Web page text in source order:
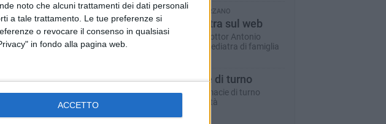
noto che alcuni trattamenti dei dati personali
a tale trattamento. Le tue preferenze si
o revocare il consenso in qualsiasi
in fondo alla pagina web.
ACCETTO
di campagna. Di
bianca, così dura
ti lasciano a
della chianca, il
ANTONIO MARZANO
Un pediatra sul web
A cura del dottor Antonio
Marzano - pediatra di famiglia
Farmacie di turno
Tutte le farmacie di turno
aperte in città